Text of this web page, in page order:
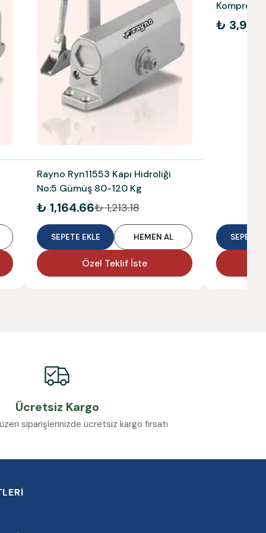
Rayno Ryn11553 Kapı Hidroliği
No:5 Gümüş 80-120 Kg
₺ 1,164.66₺ 1,213.18
SEPETE EKLE HEMEN AL
Özel Teklif İste
Akülü
₺
SEPETE
Ücretsiz Kargo
siparişlerinizde ücretsiz kargo fırsatı